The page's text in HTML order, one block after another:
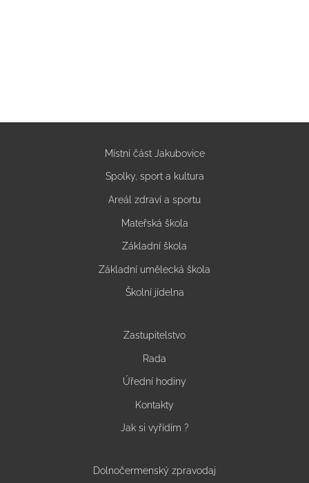
Místní část Jakubovice
Spolky, sport a kultura
Areál zdraví a sportu
Mateřská škola
Základní škola
Základní umělecká škola
Školní jídelna
Zastupitelstvo
Rada
Úřední hodiny
Kontakty
Jak si vyřídím ?
Dolnočermenský zpravodaj